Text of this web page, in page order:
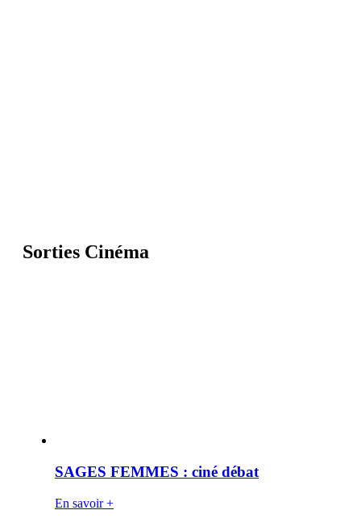
Sorties Cinéma
SAGES FEMMES : ciné débat
En savoir +